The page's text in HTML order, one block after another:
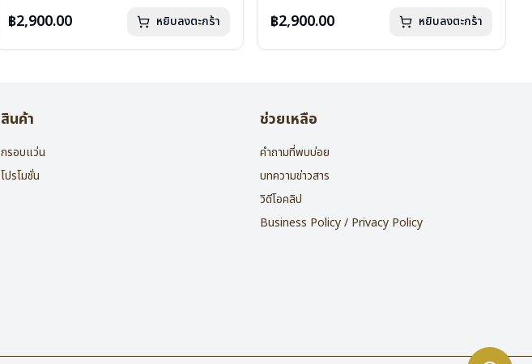
อุปกรณ์ : กล่องแว่น , ผ้าเช็ดแว่น
฿2,900.00 หยิบลงตะกร้า
อุปกรณ์ : กล่องแว่น , ผ้าเช็ดแว่น
฿2,900.00 หยิบลงตะกร้า
สินค้า
กรอบแว่น
โปรโมชั่น
ช่วยเหลือ
คำถามที่พบบ่อย
บทความข่าวสาร
วิดีโอคลิป
Business Policy / Privacy Policy